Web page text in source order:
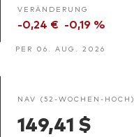
VERÄNDERUNG
-0,24 € -0,19 %
PER 06. AUG. 2026
NAV (52-WOCHEN-HOCH)
149,41 $